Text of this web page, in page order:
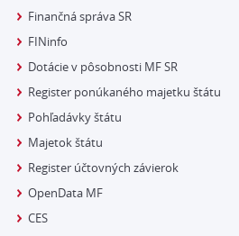
Finančná správa SR
FINinfo
Dotácie v pôsobnosti MF SR
Register ponúkaného majetku štátu
Pohľadávky štátu
Majetok štátu
Register účtovných závierok
OpenData MF
CES